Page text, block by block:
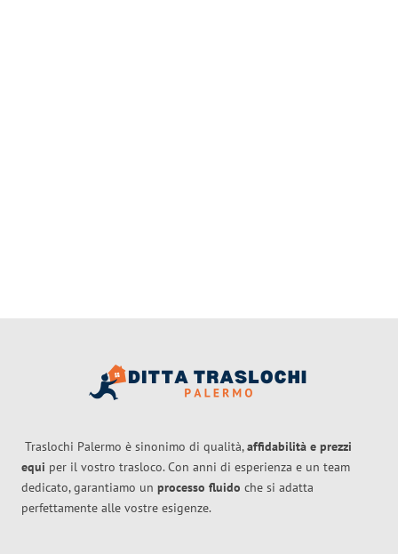
Traslochi Palermo è sinonimo di qualità,affidabilità e prezzi
equi per il vostro trasloco. Con anni di esperienza e un team
dedicato, garantiamo un processo fluido che si adatta
perfettamente alle vostre esigenze.